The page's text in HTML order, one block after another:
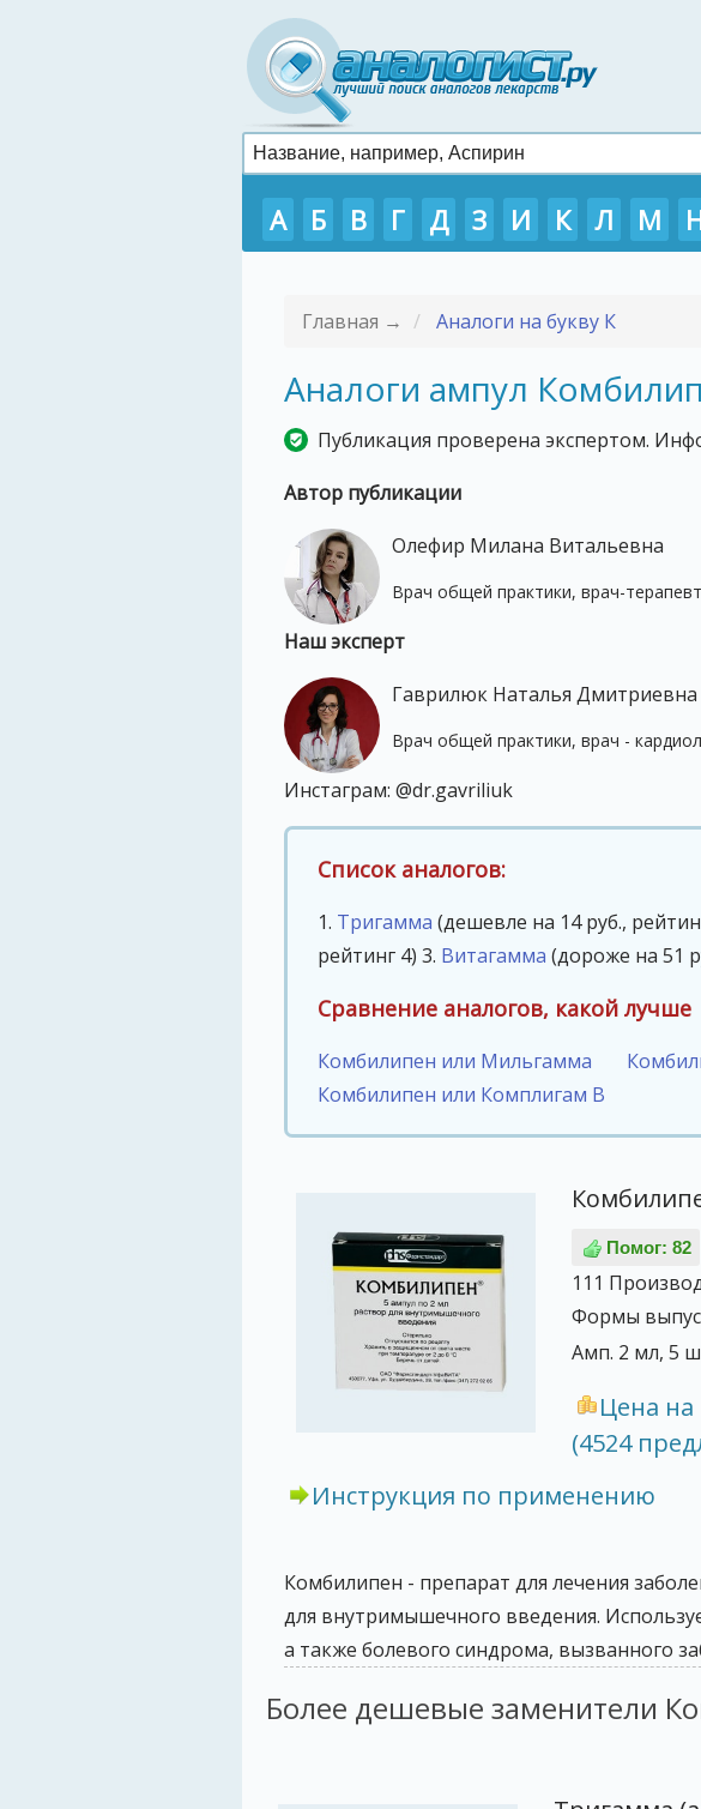
А Б В Г Д З И К Л М
Главная → Аналоги на букву К
Аналоги ампул
Публикация проверена экспертом.
Автор публикации
Олефир Милана Витальевна
Врач общей практики, врач-
Наш эксперт
Гаврилюк Наталья Дмитриевна
Врач общей практики, врач -
Инстаграм: @dr.gavriliuk
Список аналогов:
1. Тригамма (дешевле на 14 руб.,
рейтинг 4) 3. Витагамма (дороже на 51
Сравнение аналогов, какой лучше
Комбилипен или Мильгамма
Комбилипен или Комплигам В
111
Формы
Амп. 2 мл, 5
Цена на
(4524
Инструкция по применению
Комбилипен - препарат для лечения
для внутримышечного введения.
а также болевого синдрома, вызванного
Более дешевые заменители